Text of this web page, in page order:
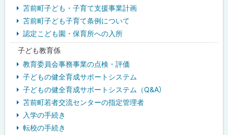
苫前町子ども・子育て支援事業計画
苫前町子ども子育て条例について
認定こども園・保育所への入所
子ども教育係
教育委員会事務事業の点検・評価
子どもの健全育成サポートシステム
子どもの健全育成サポートシステム（Q&A）
苫前町若者交流センターの指定管理者
入学の手続き
転校の手続き